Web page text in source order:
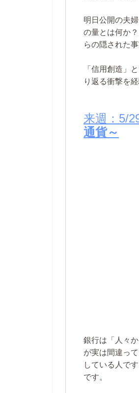
明日公開の夫
の量とは何か
らの隠された
「信用創造」
り返る衝撃を
来週：5/
通貨～
銀行は「人々
が実は間違っ
している人で
です。